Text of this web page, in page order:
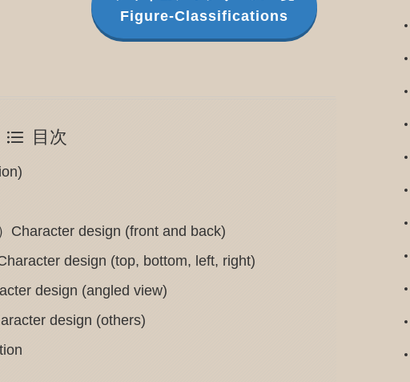
Figure-Classifications
目次
Character design (front and back)
design (top, bottom, left, right)
design (angled view)
design (others)